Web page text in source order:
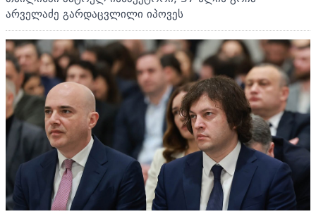
არველაძე გარდაცვლილი იპოვეს